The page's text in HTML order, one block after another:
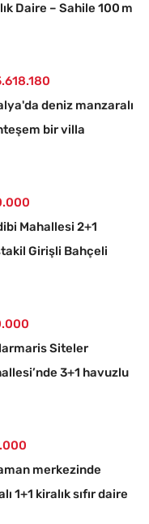
Daire – Sahile 100 m
deniz manzaralı
bir villa
Mahallesi 2+1
Girişli Bahçeli
Siteler
3+1 havuzlu
merkezinde
1+1 kiralık sıfır daire